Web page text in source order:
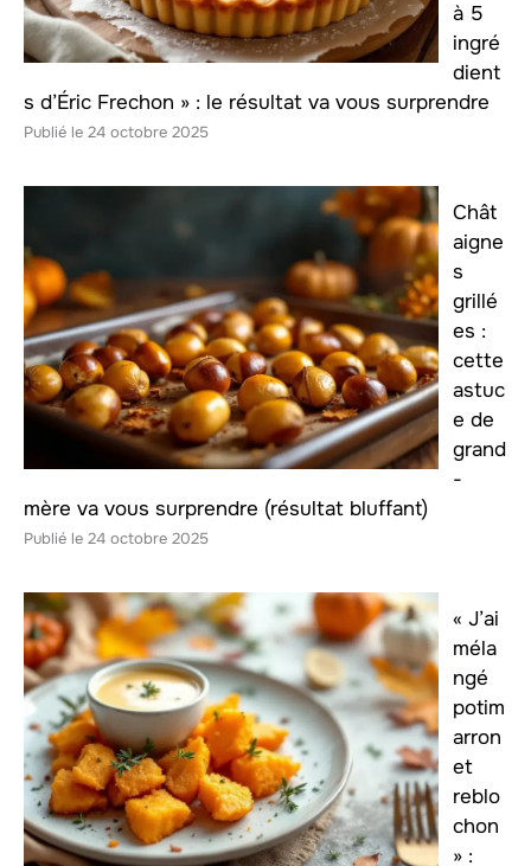
à 5
ingré
dient
s d’Éric Frechon » : le résultat va vous surprendre
24 octobre 2025
Chât
aigne
s
grillé
es :
cette
astuc
e de
grand
-
mère va vous surprendre (résultat bluffant)
24 octobre 2025
« J’ai
méla
ngé
potim
arron
et
reblo
chon
» :